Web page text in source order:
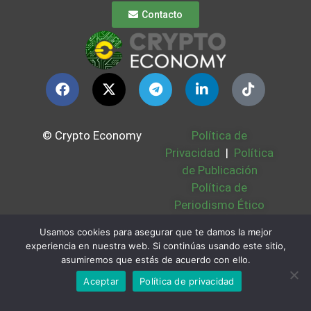
Contacto
© Crypto Economy
Política de
Privacidad | Política
de Publicación
Política de
Periodismo Ético
Bases Legales |
Partners | Sobre
Nosotros
Usamos cookies para asegurar que te damos la mejor
experiencia en nuestra web. Si continúas usando este sitio,
asumiremos que estás de acuerdo con ello.
Aceptar
Política de privacidad